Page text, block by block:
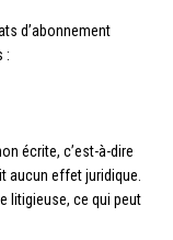
d’abonnement
:
écrite, c’est-à-dire
aucun effet juridique.
litigieuse, ce qui peut